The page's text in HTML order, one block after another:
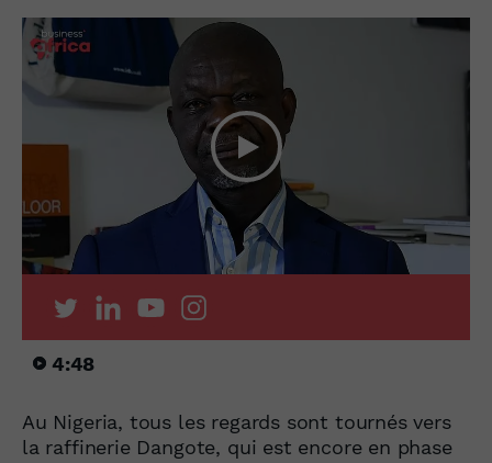
4:48
Au Nigeria, tous les regards sont tournés vers
la raffinerie Dangote, qui est encore en phase